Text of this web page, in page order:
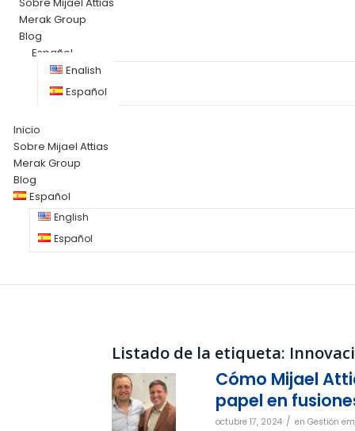
Merak Group
Blog
Español
English
Español
Inicio
Sobre Mijael Attias
Merak Group
Blog
Español
English
Español
Listado de la etiqueta:
Cómo Mijael
papel en
octubre 17, 2024 / en Gestión